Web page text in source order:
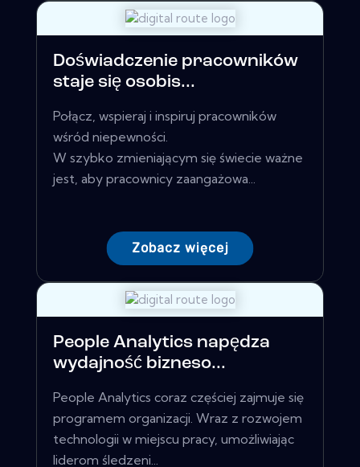
Doświadczenie pracowników
staje się osobis...
Połącz, wspieraj i inspiruj pracowników
wśród niepewności.
W szybko zmieniającym się świecie ważne
jest, aby pracownicy zaangażowa...
Zobacz więcej
People Analytics napędza
wydajność bizneso...
People Analytics coraz częściej zajmuje się
programem organizacji. Wraz z rozwojem
technologii w miejscu pracy, umożliwiając
liderom śledzeni...